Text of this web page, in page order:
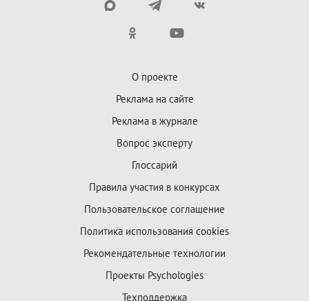
О проекте
Реклама на сайте
Реклама в журнале
Вопрос эксперту
Глоссарий
Правила участия в конкурсах
Пользовательское соглашение
Политика использования cookies
Рекомендательные технологии
Проекты Psychologies
Техподдержка